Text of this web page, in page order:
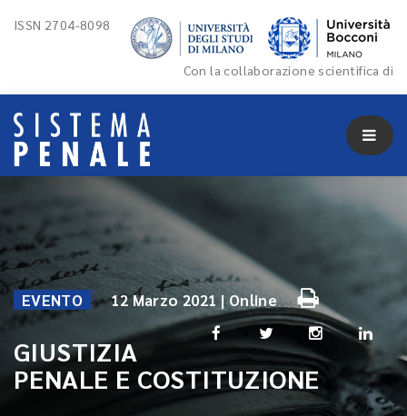
ISSN 2704-8098
Con la collaborazione scientifica di
EVENTO 12 Marzo 2021 | Online
GIUSTIZIA
PENALE E COSTITUZIONE